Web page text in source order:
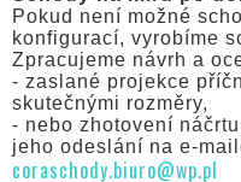
Pokud není možné
konfigurací, vyrobíme
Zpracujeme návrh a
- zaslané projekce
skutečnými rozměry,
- nebo zhotovení
jeho odeslání na e-
coraschody.biuro@wp.pl